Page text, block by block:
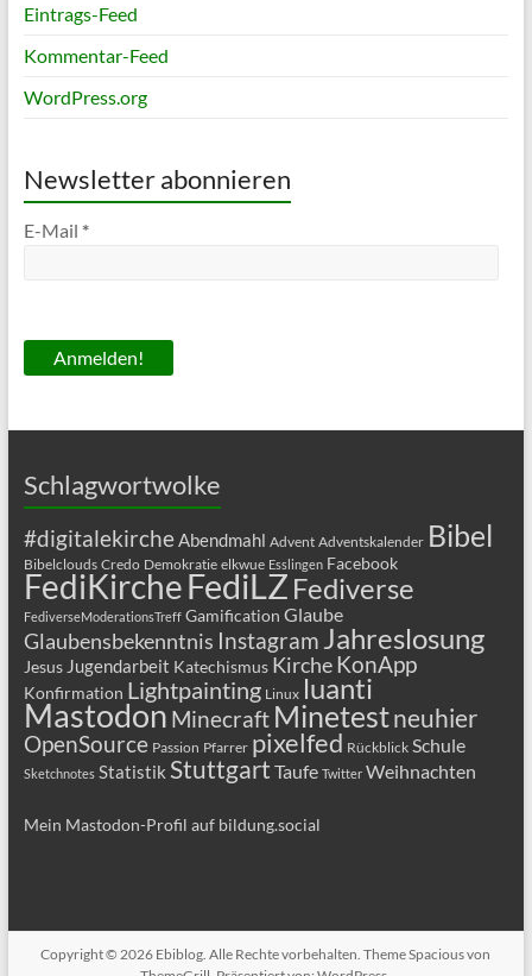
Eintrags-Feed
Kommentar-Feed
WordPress.org
Newsletter abonnieren
E-Mail *
Schlagwortwolke
#digitalekircheAbendmahl Advent Adventskalender Bibel
Bibelclouds Credo Demokratie elkwue Esslingen Facebook
FediKircheFediLZ Fediverse
FediverseModerationsTreff Gamification Glaube
Glaubensbekenntnis Instagram Jahreslosung
Jesus Jugendarbeit Katechismus KircheKonApp
Konfirmation Lightpainting Linux luanti
Mastodon Minecraft Minetestneuhier
OpenSource Passion Pfarrer pixelfed Rückblick Schule
Sketchnotes Statistik Stuttgart Taufe Twitter Weihnachten
Mein Mastodon-Profil auf bildung.social
Copyright © 2026 Ebiblog. Alle Rechte vorbehalten. ThemeSpaciousvon